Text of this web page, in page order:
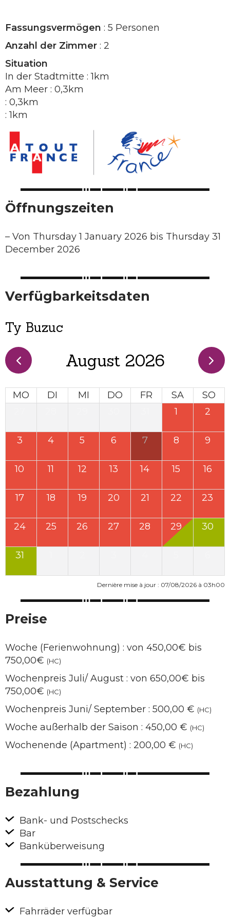
Fassungsvermögen : 5 Personen
Anzahl der Zimmer : 2
Situation
In der Stadtmitte : 1km
Am Meer : 0,3km
: 0,3km
: 1km
Öffnungszeiten
– Von Thursday 1 January 2026 bis Thursday 31
December 2026
Verfügbarkeitsdaten
Ty Buzuc
August 2026
MO DI MI DO FR SA
SO
1 2
3 4 5 6 7 8 9
10 11 12 13 14 15 16
17 18 19 20 21 22 23
24 25 26 27 28 29 30
31
Dernière mise à jour : 07/08/2026 à 03h00
Preise
Woche (Ferienwohnung) : von 450,00€ bis
750,00€ (HC)
Wochenpreis Juli/ August : von 650,00€ bis
750,00€ (HC)
Wochenpreis Juni/ September : 500,00 € (HC)
Woche außerhalb der Saison : 450,00 € (HC)
Wochenende (Apartment) : 200,00 € (HC)
Bezahlung
Bank- und Postschecks
Bar
Banküberweisung
Ausstattung & Service
Fahrräder verfügbar